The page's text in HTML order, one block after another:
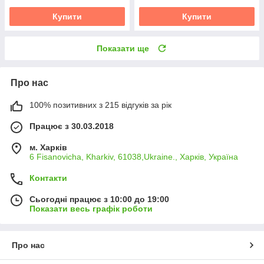
Купити Купити
Показати ще
Про нас
100% позитивних з 215 відгуків за рік
Працює з 30.03.2018
м. Харків
6 Fisanovicha, Kharkiv, 61038,Ukraine., Харків, Україна
Контакти
Сьогодні працює з 10:00 до 19:00
Показати весь графік роботи
Про нас